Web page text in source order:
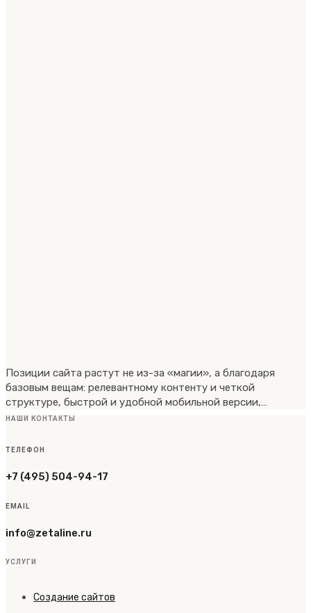
Позиции сайта растут не из-за «магии», а благодаря
базовым вещам: релевантному контенту и четкой
структуре, быстрой и удобной мобильной версии,…
НАШИ КОНТАКТЫ
ТЕЛЕФОН
+7 (495) 504-94-17
EMAIL
info@zetaline.ru
УСЛУГИ
Создание сайтов